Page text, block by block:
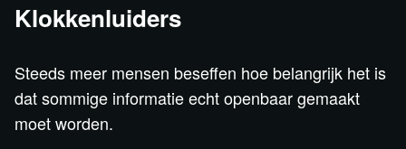
Klokkenluiders
Steeds meer mensen beseffen hoe belangrijk het is
dat sommige informatie echt openbaar gemaakt
moet worden.